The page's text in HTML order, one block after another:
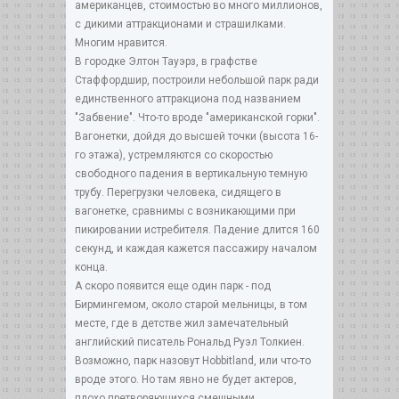
американцев, стоимостью во много миллионов,
с дикими аттракционами и страшилками.
Многим нравится.
В городке Элтон Тауэрз, в графстве
Стаффордшир, построили небольшой парк ради
единственного аттракциона под названием
"Забвение". Что-то вроде "американской горки".
Вагонетки, дойдя до высшей точки (высота 16-
го этажа), устремляются со скоростью
свободного падения в вертикальную темную
трубу. Перегрузки человека, сидящего в
вагонетке, сравнимы с возникающими при
пикировании истребителя. Падение длится 160
секунд, и каждая кажется пассажиру началом
конца.
А скоро появится еще один парк - под
Бирмингемом, около старой мельницы, в том
месте, где в детстве жил замечательный
английский писатель Рональд Руэл Толкиен.
Возможно, парк назовут Hobbitland, или что-то
вроде этого. Но там явно не будет актеров,